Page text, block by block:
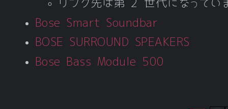
リンク先は第 2 世代になってい
Bose Smart Soundbar
BOSE SURROUND SPEAKERS
Bose Bass Module 500